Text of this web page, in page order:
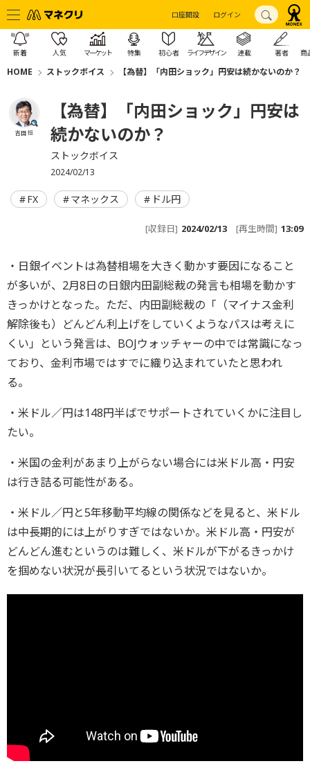
口座開設 ログイン
新着 人気 マーケット 特集 初心者 ライフデザイン 連載 著者 商
HOME ストックボイス 【為替】「内田ショック」円安は続かないのか？
吉田 恒
【為替】「内田ショック」円安は
続かないのか？
ストックボイス
2024/02/13
FX マネックス ドル円
[収録日] 2024/02/13 [再生時間] 13:09
・日銀イベントは為替相場を大きく動かす要因になること
が多いが、2月8日の日銀内田副総裁の発言も相場を動かす
きっかけとなった。ただ、内田副総裁の「（マイナス金利
解除後も）どんどん利上げをしていくようなパスは考えに
くい」という発言は、BOJウォッチャーの中では常識になっ
ており、金利市場ではすでに織り込まれていたと思われ
る。
・米ドル／円は148円半ばでサポートされていくかに注目し
たい。
・米国の金利があまり上がらない場合には米ドル高・円安
は行き詰る可能性がある。
・米ドル／円と5年移動平均線の関係などを見ると、米ドル
は中長期的には上がりすぎではないか。米ドル高・円安が
どんどん進むというのは難しく、米ドルが下がるきっかけ
を掴めない状況が長引いてるという状況ではないか。